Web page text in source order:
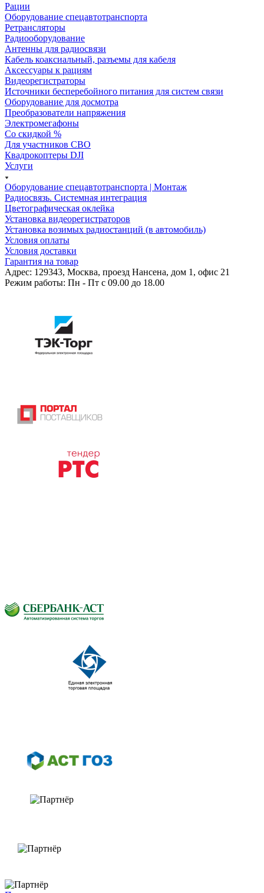
Рации
Оборудование спецавтотранспорта
Ретрансляторы
Радиооборудование
Антенны для радиосвязи
Кабель коаксиальный, разъемы для кабеля
Аксессуары к рациям
Видеорегистраторы
Источники бесперебойного питания для систем связи
Оборудование для досмотра
Преобразователи напряжения
Электромегафоны
Со скидкой %
Для участников СВО
Квадрокоптеры DJI
Услуги
Оборудование спецавтотранспорта | Монтаж
Радиосвязь. Системная интеграция
Цветографическая оклейка
Установка видеорегистраторов
Установка возимых радиостанций (в автомобиль)
Условия оплаты
Условия доставки
Гарантия на товар
Адрес: 129343, Москва, проезд Нансена, дом 1, офис 21
Режим работы: Пн - Пт c 09.00 до 18.00